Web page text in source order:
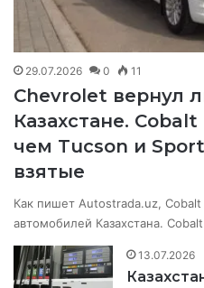
29.07.2026 0 11
Chevrolet вернул
Казахстане.
чем Tucson и
взятые
Как пишет Autostrada.uz,
автомобилей Казахстана.
13.07.2026